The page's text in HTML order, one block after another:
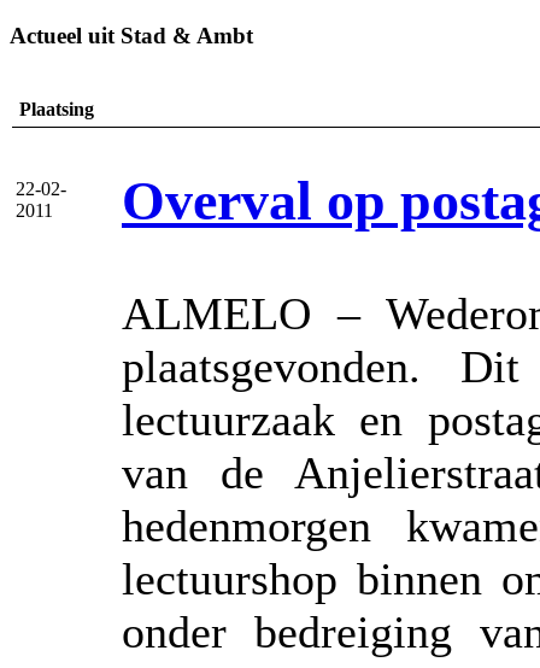
Actueel uit Stad & Ambt
Plaatsing
22-02-
2011
Overval op
ALMELO –
plaatsgevonden.
lectuurzaak en
van de
hedenmorgen
lectuurshop binnen
onder bedreiging